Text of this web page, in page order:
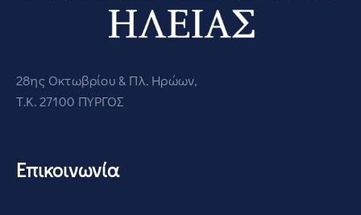
28ης Οκτωβρίου & Πλ. Ηρώων,
Τ.Κ. 27100 ΠΥΡΓΟΣ
Επικοινωνία